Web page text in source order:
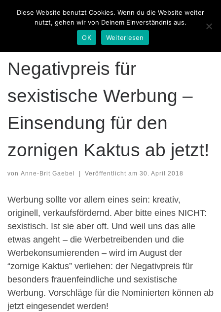
Zum Inhalt springen
Search
Negativpreis für
sexistische Werbung –
Einsendung für den
zornigen Kaktus ab jetzt!
von Anne-Brit Gaebel Veröffentlicht am 30. April 2018
Werbung sollte vor allem eines sein: kreativ,
originell, verkaufsfördernd. Aber bitte eines NICHT:
sexistisch. Ist sie aber oft. Und weil uns das alle
etwas angeht – die Werbetreibenden und die
Werbekonsumierenden – wird im August der
“zornige Kaktus” verliehen: der Negativpreis für
besonders frauenfeindliche und sexistische
Werbung. Vorschläge für die Nominierten können ab
jetzt eingesendet werden!
Diese Website benutzt Cookies. Wenn du die Website weiter
nutzt, gehen wir von Deinem Einverständnis aus.
OK
Weiterlesen